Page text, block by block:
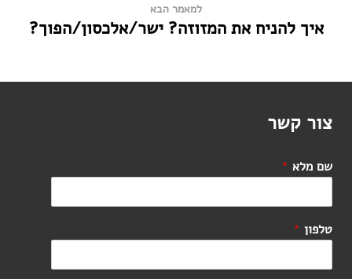
למאמר הבא
איך להניח את המזוזה? ישר/אלכסון/הפוך?
צור קשר
שם מלא *
טלפון *